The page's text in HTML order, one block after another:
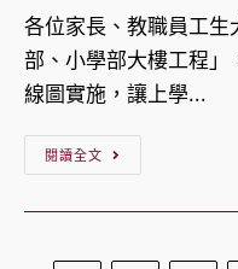
度
「校
服」
關
各位家長、教職員工
部、小學部大樓工程
線圖實施，讓上學...
閱讀全文
113